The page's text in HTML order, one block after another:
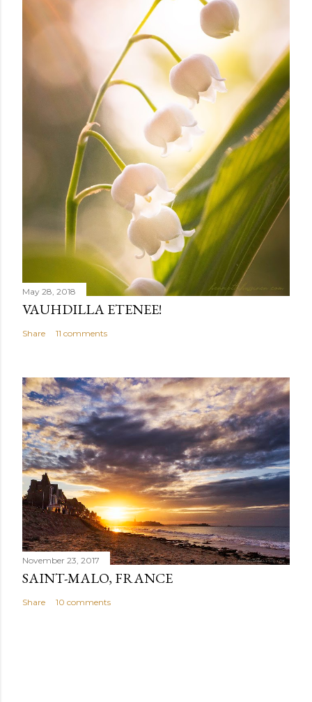
May 28, 2018
VAUHDILLA ETENEE!
Share 11 comments
November 23, 2017
SAINT-MALO, FRANCE
Share 10 comments